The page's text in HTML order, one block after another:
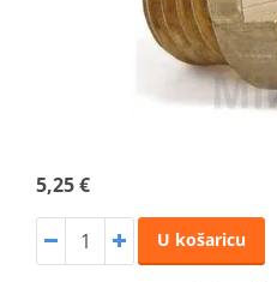
5,25 €
U košaricu